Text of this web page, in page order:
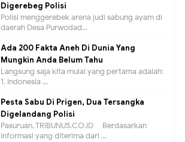
Digerebeg Polisi
Polisi menggerebek arena judi sabung ayam di
daerah Desa Purwodad...
Ada 200 Fakta Aneh Di Dunia Yang
Mungkin Anda Belum Tahu
Langsung saja kita mulai yang pertama adalah:
1. Indonesia ...
Pesta Sabu Di Prigen, Dua Tersangka
Digelandang Polisi
Pasuruan, TRIBUNUS.CO.ID - Berdasarkan
informasi yang diterima dari ...